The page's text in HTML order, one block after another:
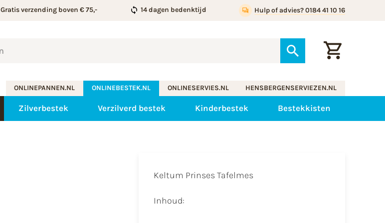
Gratis verzending boven € 75,- 14 dagen bedenktijd Hulp of advies? 0184 41 10 16
ONLINEPANNEN.NL ONLINEBESTEK.NL ONLINESERVIES.NL HENSBERGENSERVIEZEN.NL
Zilverbestek Verzilverd bestek Kinderbestek Bestekkisten
Keltum Prinses Tafelmes
Inhoud: